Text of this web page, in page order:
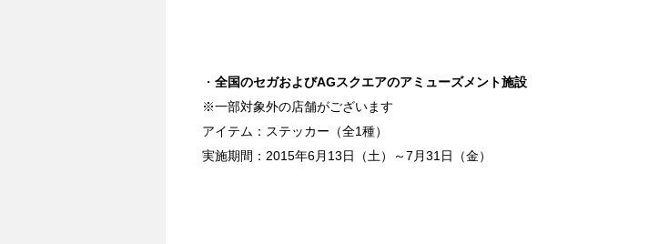
・ 全国のセガおよびAGスクエアのアミューズメント施設
※一部対象外の店舗がございます
アイテム：ステッカー（全1種）
実施期間：2015年6月13日（土）～7月31日（金）